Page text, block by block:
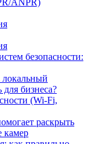
ANPR)
безопасности:
локальный
для бизнеса?
(Wi-Fi,
раскрыть
камер